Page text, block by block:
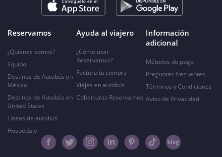
Reservamos
¿Quiénes somos?
Equipo
Destinos de Autobús en
México
Destinos de Autobús en
United States
Líneas de autobús
Hospedaje
Ayuda al viajero
¿Cómo usar
Reservamos?
Factura tu compra
Viajes en autobús
Coberturas Reservamos
Información
adicional
Métodos de pago
Preguntas frecuentes
Términos y Condiciones
Aviso de Privacidad